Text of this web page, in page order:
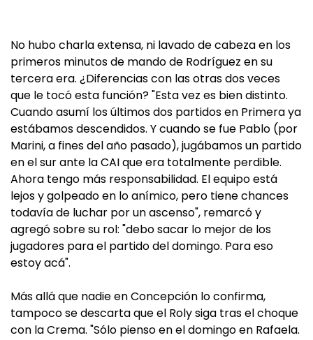
No hubo charla extensa, ni lavado de cabeza en los
primeros minutos de mando de Rodríguez en su
tercera era. ¿Diferencias con las otras dos veces
que le tocó esta función? "Esta vez es bien distinto.
Cuando asumí los últimos dos partidos en Primera ya
estábamos descendidos. Y cuando se fue Pablo (por
Marini, a fines del año pasado), jugábamos un partido
en el sur ante la CAI que era totalmente perdible.
Ahora tengo más responsabilidad. El equipo está
lejos y golpeado en lo anímico, pero tiene chances
todavía de luchar por un ascenso", remarcó y
agregó sobre su rol: "debo sacar lo mejor de los
jugadores para el partido del domingo. Para eso
estoy acá".
Más allá que nadie en Concepción lo confirma,
tampoco se descarta que el Roly siga tras el choque
con la Crema. "Sólo pienso en el domingo en Rafaela.